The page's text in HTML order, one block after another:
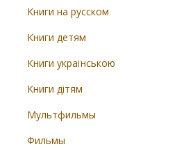
Книги на русском
Книги детям
Книги українською
Книги дітям
Мультфильмы
Фильмы